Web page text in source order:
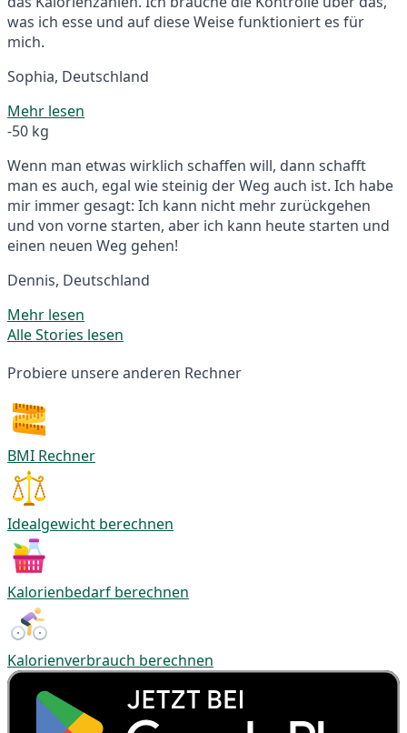
was ich esse und auf diese Weise funktioniert es für
mich.
Sophia, Deutschland
Mehr lesen
-50 kg
Wenn man etwas wirklich schaffen will, dann schafft
man es auch, egal wie steinig der Weg auch ist. Ich habe
mir immer gesagt: Ich kann nicht mehr zurückgehen
und von vorne starten, aber ich kann heute starten und
einen neuen Weg gehen!
Dennis, Deutschland
Mehr lesen
Alle Stories lesen
Probiere unsere anderen Rechner
BMI Rechner
Idealgewicht berechnen
Kalorienbedarf berechnen
Kalorienverbrauch berechnen